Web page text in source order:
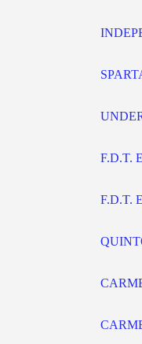
F.D.T.
F.D.T.